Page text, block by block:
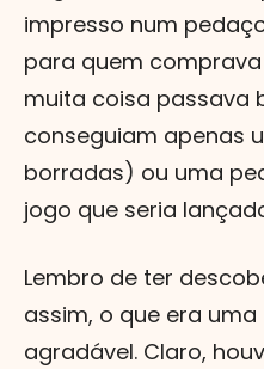
impresso num
para quem
muita coisa passava
conseguiam apenas
borradas) ou uma
jogo que seria
Lembro de ter
assim, o que era
agradável. Claro,